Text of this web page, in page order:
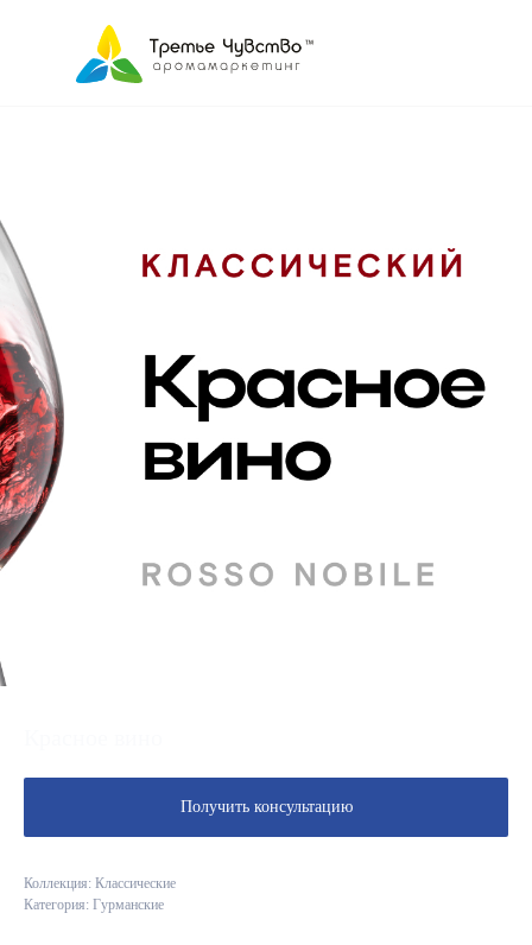
Получить консультацию
Коллекция: Классические
Категория: Гурманские